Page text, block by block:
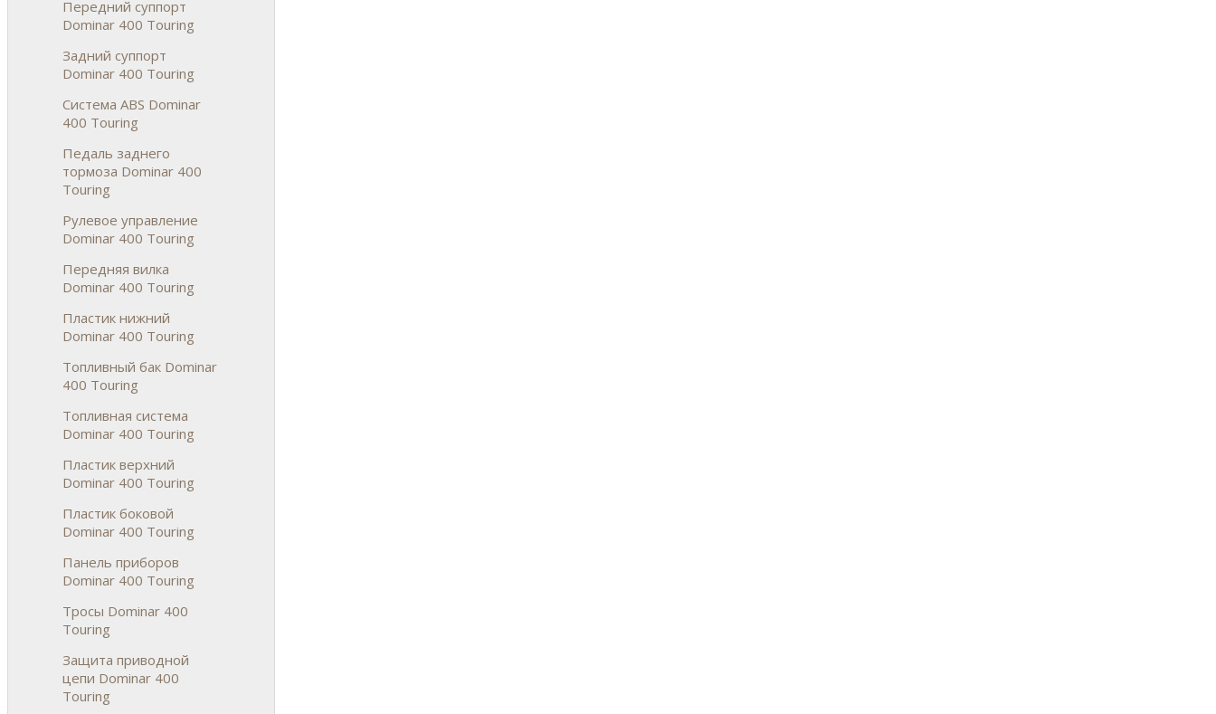
Передний суппорт
Dominar 400 Touring
Задний суппорт
Dominar 400 Touring
Система ABS Dominar
400 Touring
Педаль заднего
тормоза Dominar 400
Touring
Рулевое управление
Dominar 400 Touring
Передняя вилка
Dominar 400 Touring
Пластик нижний
Dominar 400 Touring
Топливный бак Dominar
400 Touring
Топливная система
Dominar 400 Touring
Пластик верхний
Dominar 400 Touring
Пластик боковой
Dominar 400 Touring
Панель приборов
Dominar 400 Touring
Тросы Dominar 400
Touring
Защита приводной
цепи Dominar 400
Touring